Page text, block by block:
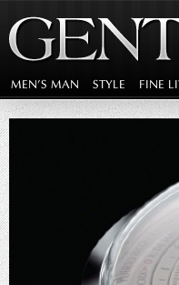
MEN'S MAN STYLE FINE